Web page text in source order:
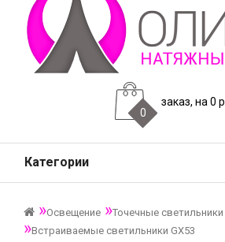
0
заказ, на 0 р.
Категории
Освещение
Точечные светильники
Встраиваемые светильники GX53